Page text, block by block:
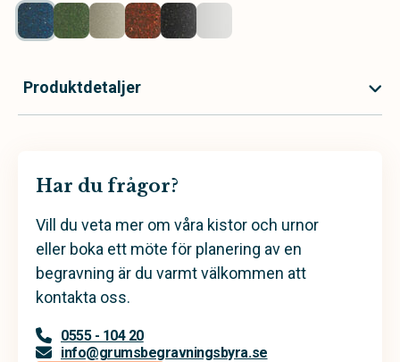
Produktdetaljer
Har du frågor?
Vill du veta mer om våra kistor och urnor
eller boka ett möte för planering av en
begravning är du varmt välkommen att
kontakta oss.
0555 - 104 20
info@grumsbegravningsbyra.se